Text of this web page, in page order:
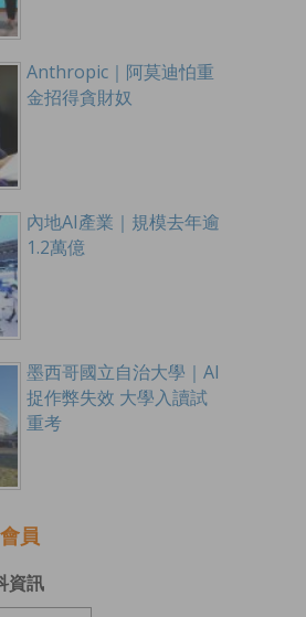
Anthropic｜阿莫迪怕重
金招得貪財奴
內地AI產業｜規模去年逾
1.2萬億
墨西哥國立自治大學｜AI
捉作弊失效 大學入讀試
重考
員
資訊